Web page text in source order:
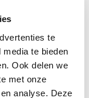
te
te bieden
Ook delen we
met onze
analyse. Deze
is een
(denk aan
uit het